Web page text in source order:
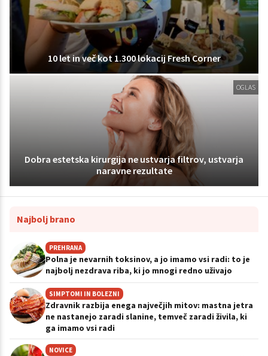
10 let in več kot 1.300 lokacij Fresh Corner
OGLAS
Dobra estetska kirurgija ne ustvarja filtrov, ustvarja
naravne rezultate
Najbolj brano
PREHRANA
Polna je nevarnih toksinov, a jo imamo vsi radi: to je
najbolj nezdrava riba, ki jo mnogi redno uživajo
SIMPTOMI IN BOLEZNI
Zdravnik razbija enega največjih mitov: mastna jetra
ne nastanejo zaradi slanine, temveč zaradi živila, ki
ga imamo vsi radi
NOVICE